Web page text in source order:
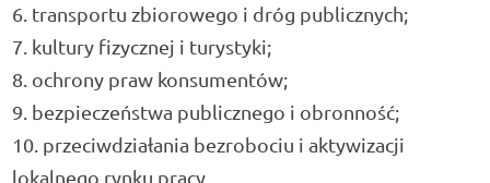
transportu zbiorowego i dróg publicznych;
kultury fizycznej i turystyki;
ochrony praw konsumentów;
bezpieczeństwa publicznego i obronność;
przeciwdziałania bezrobociu i aktywizacji
lokalnego rynku pracy.